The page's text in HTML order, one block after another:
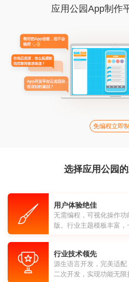
应用公园App制作
免编程立即
选择应用公园
用户体验绝佳
无需编程，可视化操作
版。行业主题模板丰富，
行业技术领先
源生语言开发，完美适
二次开发，实现功能无限